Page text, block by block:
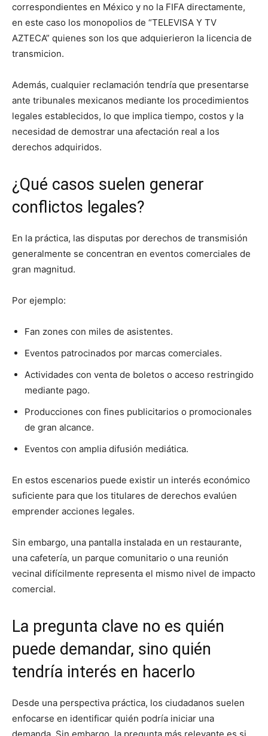
correspondientes en México y no la FIFA directamente,
en este caso los monopolios de “TELEVISA Y TV
AZTECA” quienes son los que adquierieron la licencia de
transmicion.
Además, cualquier reclamación tendría que presentarse
ante tribunales mexicanos mediante los procedimientos
legales establecidos, lo que implica tiempo, costos y la
necesidad de demostrar una afectación real a los
derechos adquiridos.
¿Qué casos suelen generar
conflictos legales?
En la práctica, las disputas por derechos de transmisión
generalmente se concentran en eventos comerciales de
gran magnitud.
Por ejemplo:
Fan zones con miles de asistentes.
Eventos patrocinados por marcas comerciales.
Actividades con venta de boletos o acceso restringido
mediante pago.
Producciones con fines publicitarios o promocionales
de gran alcance.
Eventos con amplia difusión mediática.
En estos escenarios puede existir un interés económico
suficiente para que los titulares de derechos evalúen
emprender acciones legales.
Sin embargo, una pantalla instalada en un restaurante,
una cafetería, un parque comunitario o una reunión
vecinal difícilmente representa el mismo nivel de impacto
comercial.
La pregunta clave no es quién
puede demandar, sino quién
tendría interés en hacerlo
Desde una perspectiva práctica, los ciudadanos suelen
enfocarse en identificar quién podría iniciar una